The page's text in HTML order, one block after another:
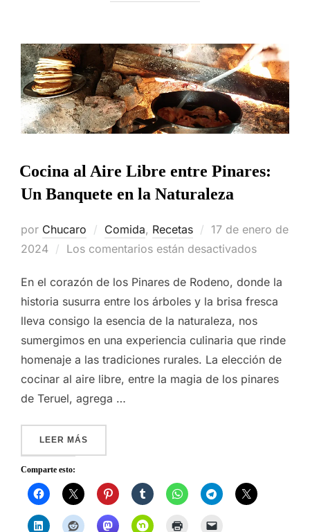
Cocina al Aire Libre entre Pinares:
Un Banquete en la Naturaleza
por Chucaro Comida, Recetas
Publicado
el
17 de enero de
2024
Los comentarios están desactivados
En el corazón de los Pinares de Rodeno, donde la
historia susurra entre los árboles y la brisa fresca
lleva consigo la esencia de la naturaleza, nos
sumergimos en una experiencia culinaria que rinde
homenaje a las tradiciones rurales. La elección de
cocinar al aire libre, entre la magia de los pinares
de Teruel, agrega …
LEER MÁS
Comparte esto: